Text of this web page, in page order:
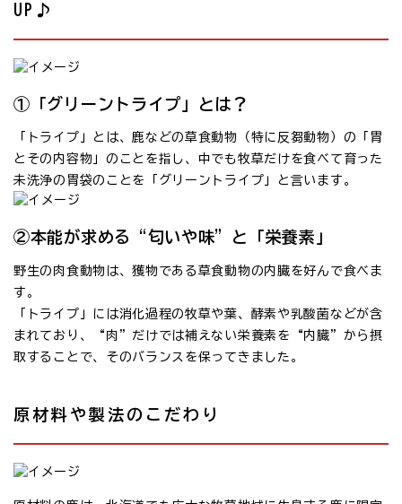
UP♪
①「グリーントライプ」とは？
「トライプ」とは、鹿などの草食動物（特に反芻動物）の「胃
とその内容物」のことを指し、中でも牧草だけを食べて育った
未洗浄の胃袋のことを「グリーントライプ」と言います。
②本能が求める“匂いや味”と「栄養素」
野生の肉食動物は、獲物である草食動物の内臓を好んで食べま
す。
「トライプ」には消化過程の牧草や葉、酵素や乳酸菌などが含
まれており、“肉”だけでは補えない栄養素を“内臓”から摂
取することで、そのバランスを保ってきました。
原材料や製法のこだわり